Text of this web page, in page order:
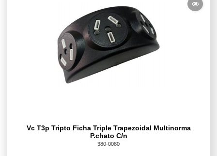
Vc T3p Tripto Ficha Triple Trapezoidal Multinorma
P.chato C/n
380-0080